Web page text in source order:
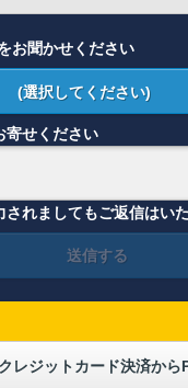
お聞かせください
(選択してください)
寄せください
されましてもご返信はい
送信する